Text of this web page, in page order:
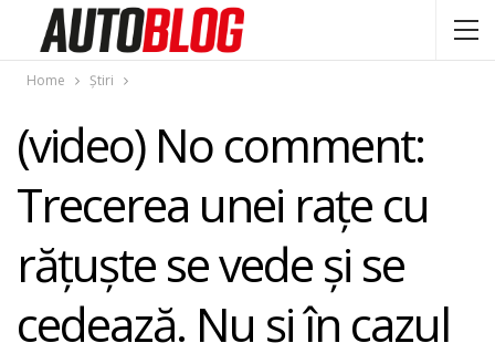
Home Știri
(video) No comment:
Trecerea unei rațe cu
rățuște se vede și se
cedează. Nu și în cazul